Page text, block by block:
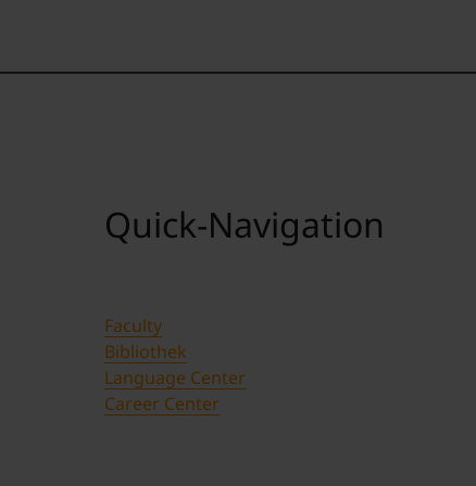
Quick-Navigation
Faculty
Bibliothek
Language Center
Career Center